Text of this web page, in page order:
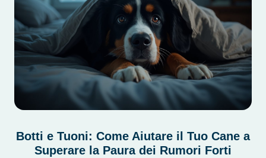
Botti e Tuoni: Come Aiutare il Tuo Cane a
Superare la Paura dei Rumori Forti